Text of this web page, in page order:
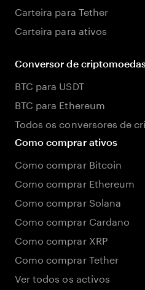
Carteira para Tether
Carteira para ativos
Conversor de
BTC para USDT
BTC para Ethereum
Todos os conversores de
Como comprar ativos
Como comprar Bitcoin
Como comprar Ethereum
Como comprar Solana
Como comprar Cardano
Como comprar XRP
Como comprar Tether
Ver todos os activos